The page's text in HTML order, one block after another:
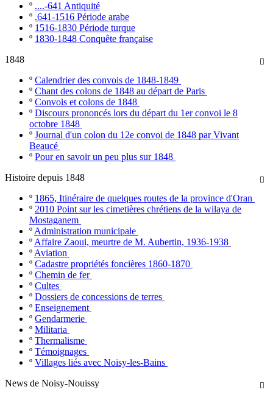
º ....-641 Antiquité
º .641-1516 Période arabe
º 1516-1830 Période turque
º 1830-1848 Conquête française

1848
º Calendrier des convois de 1848-1849
º Chant des colons de 1848 au départ de Paris
º Convois et colons de 1848
º Discours prononcés lors du départ du 1er convoi le 8
octobre 1848
º Journal d'un colon du 12e convoi de 1848 par Vivant
Beaucé
º Pour en savoir un peu plus sur 1848

Histoire depuis 1848
º 1865, Itinéraire de quelques routes de la province d'Oran
º 2010 Point sur les cimetières chrétiens de la wilaya de
Mostaganem
º Administration municipale
º Affaire Zaoui, meurtre de M. Aubertin, 1936-1938
º Aviation
º Cadastre propriétés foncières 1860-1870
º Chemin de fer
º Cultes
º Dossiers de concessions de terres
º Enseignement
º Gendarmerie
º Militaria
º Thermalisme
º Témoignages
º Villages liés avec Noisy-les-Bains

News de Noisy-Nouissy